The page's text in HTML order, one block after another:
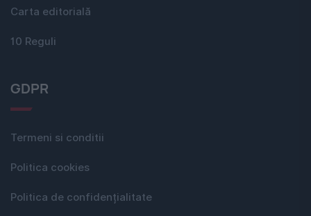
Carta editorială
10 Reguli
GDPR
Termeni si conditii
Politica cookies
Politica de confidențialitate